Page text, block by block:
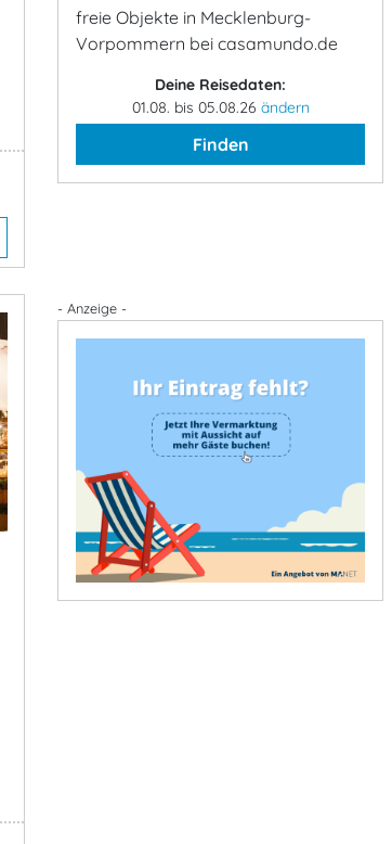
freie Objekte in Mecklenburg-
Vorpommern bei casamundo.de
Deine Reisedaten:
01.08. bis 05.08.26 ändern
Finden
- Anzeige -